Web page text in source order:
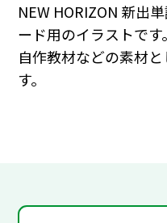
NEW HORIZON 新出
ード用のイラストです
自作教材などの素材
す。